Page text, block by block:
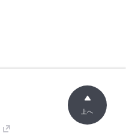
上へ